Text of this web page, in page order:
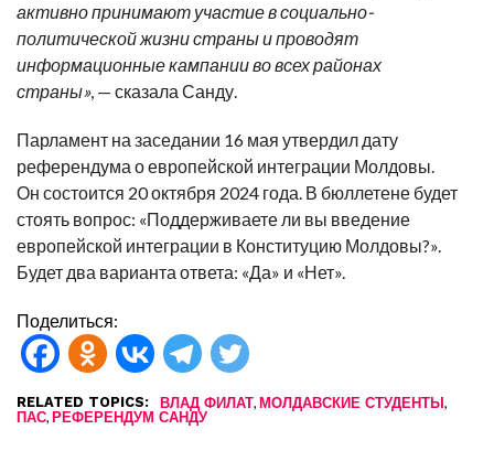
активно принимают участие в социально-
политической жизни страны и проводят
информационные кампании во всех районах
страны», — сказала Санду.
Парламент на заседании 16 мая утвердил дату
референдума о европейской интеграции Молдовы.
Он состоится 20 октября 2024 года. В бюллетене будет
стоять вопрос: «Поддерживаете ли вы введение
европейской интеграции в Конституцию Молдовы?».
Будет два варианта ответа: «Да» и «Нет».
Поделиться:
RELATED TOPICS: ВЛАД ФИЛАТ, МОЛДАВСКИЕ СТУДЕНТЫ ,
ПАС, РЕФЕРЕНДУМ САНДУ